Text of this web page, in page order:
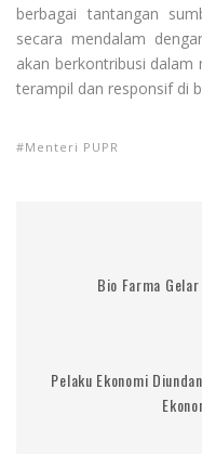
berbagai tantangan
secara mendalam
akan berkontribusi dalam
terampil dan responsif di
Menteri PUPR
Bio Farma
Pelaku Ekonomi